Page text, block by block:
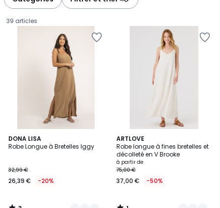
39 articles
DONA LISA
Robe Longue à Bretelles Iggy
€
au
de
32,99 €
26,39 € -20%
3
/
13
Couleurs
ARTLOVE
Robe longue à fines bretelles et
décolleté en V Brooke
à partir de
75,00 €
37,00 € -50%
1
/
5
6
Couleurs